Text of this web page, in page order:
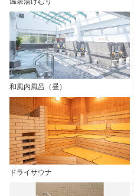
和風内風呂（昼）
ドライサウナ